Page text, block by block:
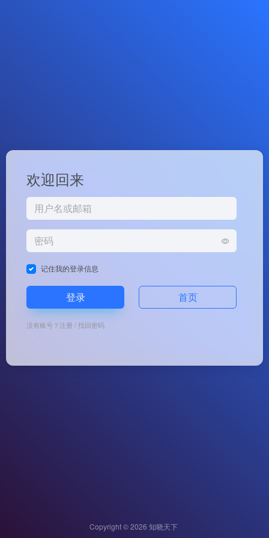
欢迎回来
记住我的登录信息
登录 首页
没有账号？注册/找回密码
Copyright © 2026 知晓天下